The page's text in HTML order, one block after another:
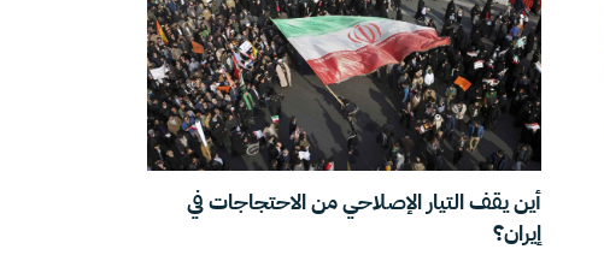
أين يقف التيار الإصلاحي من الاحتجاجات في
إيران؟